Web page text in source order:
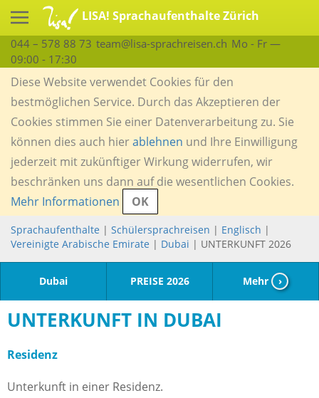
LISA! Sprachaufenthalte Zürich
044 – 578 88 73 team@lisa-sprachreisen.ch Mo - Fr —
09:00 - 17:30
Diese Website verwendet Cookies für den
bestmöglichen Service. Durch das Akzeptieren der
Cookies stimmen Sie einer Datenverarbeitung zu. Sie
können dies auch hierablehnen und Ihre Einwilligung
jederzeit mit zukünftiger Wirkung widerrufen, wir
beschränken uns dann auf die wesentlichen Cookies.
Mehr Informationen
OK
Sprachaufenthalte | Schülersprachreisen | Englisch |
Vereinigte Arabische Emirate | Dubai | UNTERKUNFT 2026
Dubai PREISE 2026 Mehr ›
UNTERKUNFT IN DUBAI
Residenz
Unterkunft in einer Residenz.